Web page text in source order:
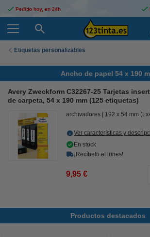
Pedido hoy, en 24h
Etiquetas personalizables
Ancho de papel 54 x 190
Avery Zweckform C32267-25 Tarjetas
de carpeta, 54 x 190 mm (125 etiquetas)
archivadores 192 x 54 mm
Ver características y
En stock
¡Recíbelo el lunes!
9,95 €
Productos destacados